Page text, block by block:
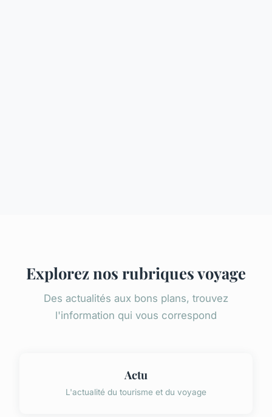
Explorez nos rubriques voyage
Des actualités aux bons plans, trouvez
l'information qui vous correspond
Actu
L'actualité du tourisme et du voyage